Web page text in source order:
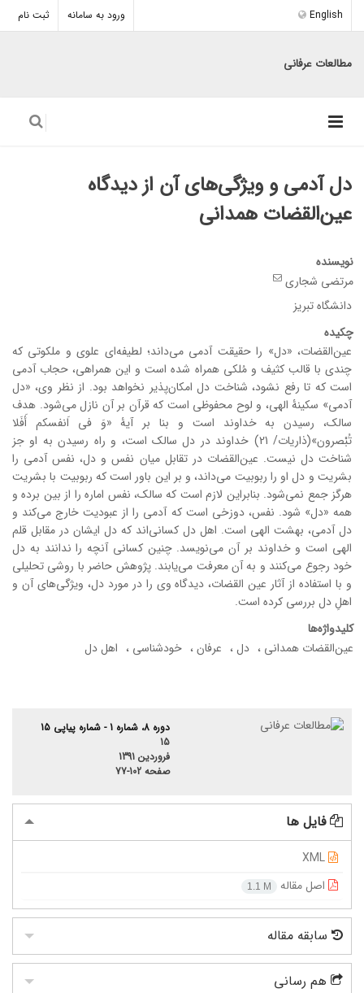
ورود به سامانه ثبت نام English
مطالعات عرفانی
دل آدمی و ویژگی‌های آن از دیدگاه
عین‌القضات همدانی
نویسنده
مرتضی شجاری
دانشگاه تبریز
چکیده
عین‌القضات، «دل» را حقیقت آدمی می‌داند؛ لطیفه‌ای علوی و ملکوتی که
چندی با قالب کثیف و مُلکی همراه شده است و این همراهی، حجاب آدمی
است که تا رفع نشود، شناخت دل امکان‌پذیر نخواهد بود. از نظر وی، «دل
آدمی» سکینۀ الهی، و لوح محفوظی است که قرآن بر آن نازل می‌شود. هدف
سالک، رسیدن به خداوند است و بنا بر آیۀ «وَ فی اَنفسکم أَفَلا
تُبْصرون»(ذاریات/ 21) خداوند در دل سالک است، و راه رسیدن به او جز
شناخت دل نیست. عین‌القضات در تقابل میان نفس و دل، نفس آدمی را
بشریت و دل او را ربوبیت می‌داند، و بر این باور است که ربوبیت با بشریت
هرگز جمع نمی‌شود. بنابراین لازم است که سالک، نفس اماره را از بین برده و
همه «دل» شود. نفس، دوزخی است که آدمی را از عبودیت خارج می‌کند و
دل آدمی، بهشت الهی است. اهل دل کسانی‌اند که دل ایشان در مقابل قلم
الهی است و خداوند بر آن می‌نویسد. چنین کسانی آنچه را ندانند به دل
خود رجوع می‌کنند و به آن معرفت می‌یابند. پژوهش حاضر با روشی تحلیلی
و با استفاده از آثار عین القضات، دیدگاه وی را در مورد دل، ویژگی‌های آن و
اهلِ دل بررسی کرده است.
کلیدواژه‌ها
عین‌القضات همدانی
دل عرفان خودشناسی اهل دل
دوره 8، شماره 1 - شماره پیاپی 15
15
فروردین 1391
صفحه 77-102
فایل ها
اصل مقاله
1.1 M
سابقه مقاله
هم رسانی